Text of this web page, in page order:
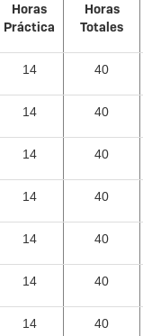
Horas
Práctica
Horas
Totales
14 40
14 40
14 40
14 40
14 40
14 40
14 40